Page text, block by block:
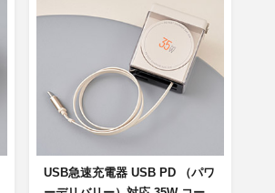
全商品一覧を見る
USB急速充電器 USB PD （パワ